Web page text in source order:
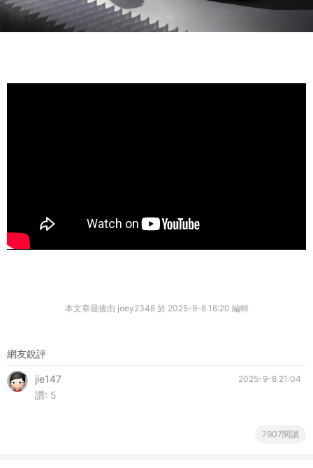
本文章最後由 joey2348 於 2025-9-8 16:20 編輯
網友銳評
2025-9-8 21:04
jie147
讚: 5
7907閱讀